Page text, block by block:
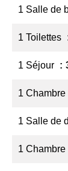
1 Salle de
1 Toilettes
1 Séjour
1 Chambre
1 Salle de
1 Chambre